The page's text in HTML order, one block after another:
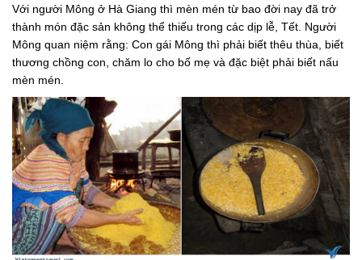
Với người Mông ở Hà Giang thì mèn mén từ bao đời nay đã trở
thành món đặc sản không thể thiếu trong các dịp lễ, Tết. Người
Mông quan niệm rằng: Con gái Mông thì phải biết thêu thùa, biết
thương chồng con, chăm lo cho bố mẹ và đặc biệt phải biết nấu
mèn mén.